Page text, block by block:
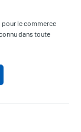
le commerce
dans toute